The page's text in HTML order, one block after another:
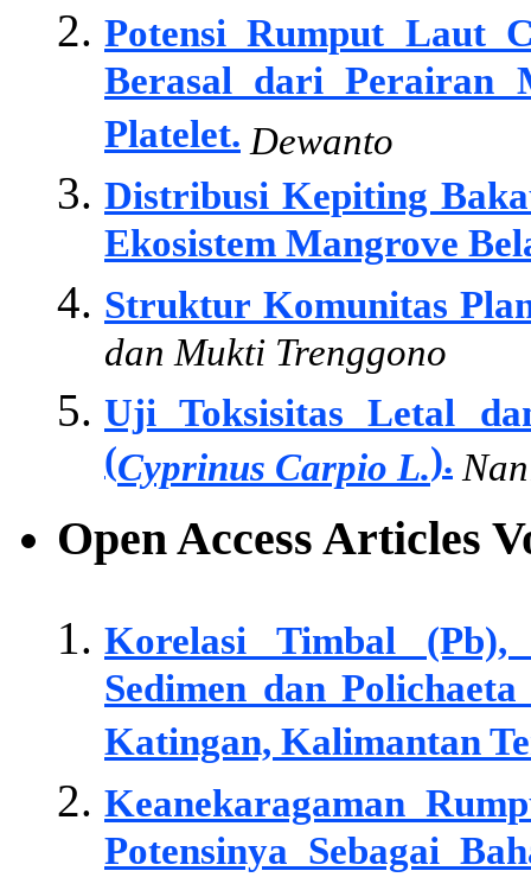
Potensi Rumput Laut
Berasal dari Perairan
Platelet. Dewanto
Distribusi Kepiting
Ekosistem Mangrove
Struktur Komunitas
dan Mukti Trenggono
Uji Toksisitas Letal
(Cyprinus Carpio L.).
Open Access Articles
Korelasi Timbal
Sedimen dan
Katingan, Kalimantan
Keanekaragaman
Potensinya Sebagai